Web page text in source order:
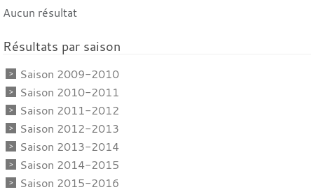
Aucun résultat
Résultats par saison
Saison 2009-2010
Saison 2010-2011
Saison 2011-2012
Saison 2012-2013
Saison 2013-2014
Saison 2014-2015
Saison 2015-2016